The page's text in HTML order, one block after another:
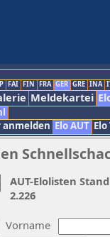
FAI FIN FRA GER GRE INA
Meldekartei
anmelden Elo AUT
Vorname
AUT-Elolisten
2.226